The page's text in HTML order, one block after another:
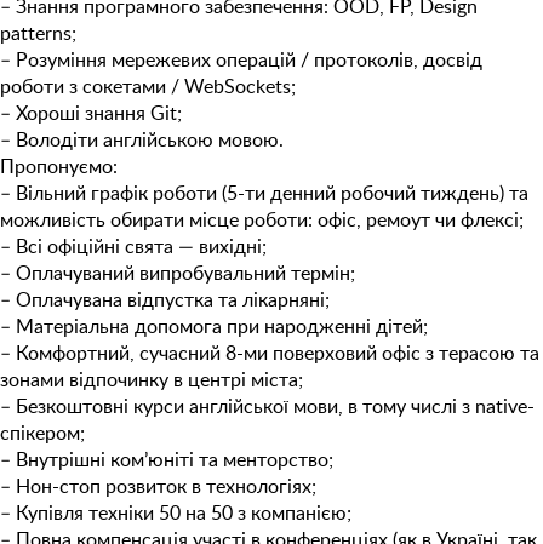
– Знання програмного забезпечення: OOD, FP, Design
patterns;
– Розуміння мережевих операцій / протоколів, досвід
роботи з сокетами / WebSockets;
– Хороші знання Git;
– Володіти англійською мовою.
Пропонуємо:
– Вільний графік роботи (5-ти денний робочий тиждень) та
можливість обирати місце роботи: офіс, ремоут чи флексі;
– Всі офіційні свята — вихідні;
– Оплачуваний випробувальний термін;
– Оплачувана відпустка та лікарняні;
– Матеріальна допомога при народженні дітей;
– Комфортний, сучасний 8-ми поверховий офіс з терасою та
зонами відпочинку в центрі міста;
– Безкоштовнi курси англійської мови, в тому числі з native-
спікером;
– Внутрішні ком’юніті та менторство;
– Нон-стоп розвиток в технологіях;
– Купівля техніки 50 на 50 з компанією;